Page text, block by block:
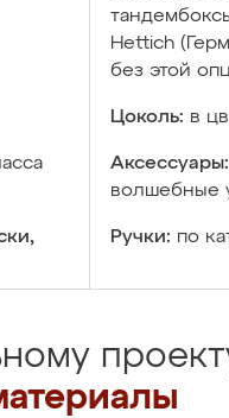
Hettich
без этой
Цоколь: в
Аксессуары:
волшебные
Ручки: по